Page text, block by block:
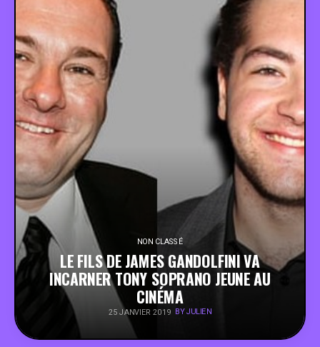
CRÉATION
ART
PEOPLE
BONS PLANS
SOUTENEZ KULTT
NON CLASSÉ
LE FILS DE JAMES GANDOLFINI VA
INCARNER TONY SOPRANO JEUNE AU
CINÉMA
25 JANVIER 2019 BY JULIEN